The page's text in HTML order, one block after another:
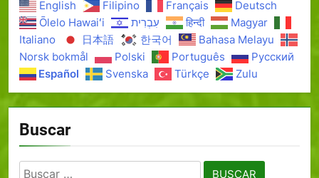
English
Filipino Français
Deutsch
Ōlelo Hawaiʻi
עִבְרִית हिन्दी
Magyar
Italiano
日本語 한국어
Bahasa Melayu
Norsk bokmål
Polski Português
Русский
Español
Svenska Türkçe Zulu
Buscar